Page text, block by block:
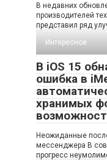
В недавних
производителей
представил ряд
Интересное
В iOS 15
ошибка в
хранимых
Неожиданные
мессенджера В
прогресс